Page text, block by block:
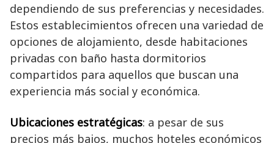
dependiendo de sus preferencias y necesidades.
Estos establecimientos ofrecen una variedad de
opciones de alojamiento, desde habitaciones
privadas con baño hasta dormitorios
compartidos para aquellos que buscan una
experiencia más social y económica.
Ubicaciones estratégicas: a pesar de sus
precios más bajos, muchos hoteles económicos